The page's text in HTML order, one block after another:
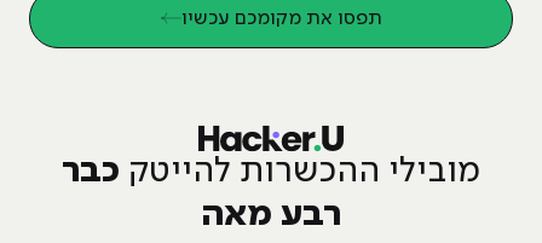
תפסו את מקומכם עכשיו
מובילי ההכשרות להייטק כבר
רבע מאה